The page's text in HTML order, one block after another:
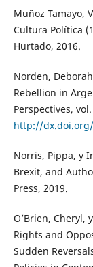
Muñoz Tamayo,
Cultura Política
Hurtado, 2016.
Norden,
Rebellion in
Perspectives,
http://dx.doi.org/
Norris, Pippa, y
Brexit, and
Press, 2019.
O’Brien, Cheryl,
Rights and
Sudden